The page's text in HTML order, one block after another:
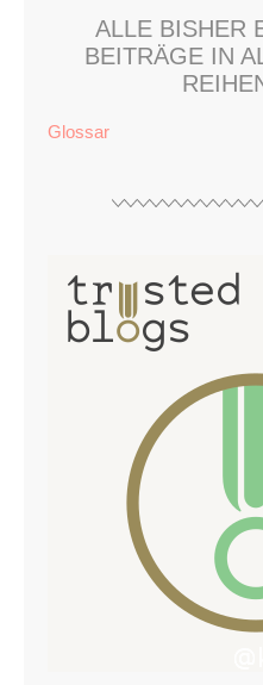
ALLE BISHER
BEITRÄGE IN
Glossar